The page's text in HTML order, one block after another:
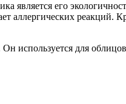
является его
аллергических реакций.
используется для